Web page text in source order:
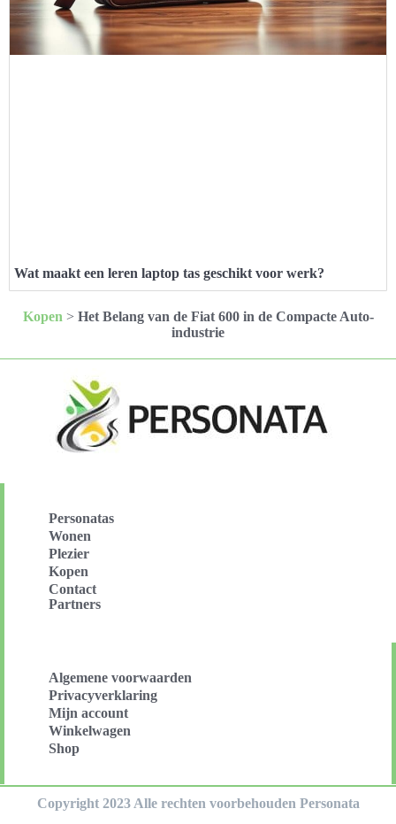
Wat maakt een leren laptop tas geschikt voor werk?
Kopen> Het Belang van de Fiat 600 in de Compacte Auto-
industrie
Personatas
Wonen
Plezier
Kopen
Contact
Partners
Algemene voorwaarden
Privacyverklaring
Mijn account
Winkelwagen
Shop
Copyright 2023 Alle rechten voorbehouden Personata